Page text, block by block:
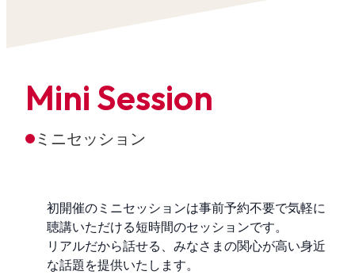
Mini Session
ミニセッション
初開催のミニセッションは事前予約不要で気軽に
聴講いただける短時間のセッションです。
リアルだから話せる、みなさまの関心が高い身近
な話題を提供いたします。